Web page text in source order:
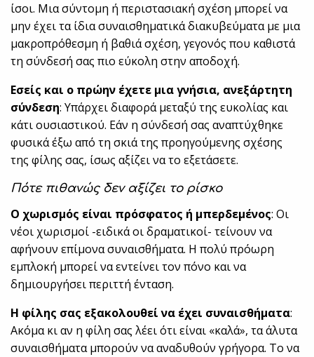
ίσοι. Μια σύντομη ή περιστασιακή σχέση μπορεί να
μην έχει τα ίδια συναισθηματικά διακυβεύματα με μια
μακροπρόθεσμη ή βαθιά σχέση, γεγονός που καθιστά
τη σύνδεσή σας πιο εύκολη στην αποδοχή.
Εσείς και ο πρώην έχετε μια γνήσια, ανεξάρτητη
σύνδεση: Υπάρχει διαφορά μεταξύ της ευκολίας και
κάτι ουσιαστικού. Εάν η σύνδεσή σας αναπτύχθηκε
φυσικά έξω από τη σκιά της προηγούμενης σχέσης
της φίλης σας, ίσως αξίζει να το εξετάσετε.
Πότε πιθανώς δεν αξίζει το ρίσκο
Ο χωρισμός είναι πρόσφατος ή μπερδεμένος: Οι
νέοι χωρισμοί -ειδικά οι δραματικοί- τείνουν να
αφήνουν επίμονα συναισθήματα. Η πολύ πρόωρη
εμπλοκή μπορεί να εντείνει τον πόνο και να
δημιουργήσει περιττή ένταση.
Η φίλης σας εξακολουθεί να έχει συναισθήματα:
Ακόμα κι αν η φίλη σας λέει ότι είναι «καλά», τα άλυτα
συναισθήματα μπορούν να αναδυθούν γρήγορα. Το να